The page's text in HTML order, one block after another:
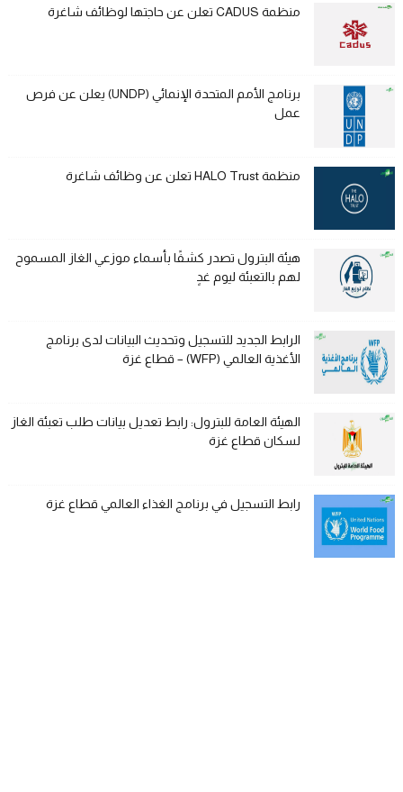
منظمة CADUS تعلن عن حاجتها لوظائف شاغرة
برنامج الأمم المتحدة الإنمائي (UNDP) يعلن عن فرص
عمل
منظمة HALO Trust تعلن عن وظائف شاغرة
هيئة البترول تصدر كشفًا بأسماء موزعي الغاز المسموح
لهم بالتعبئة ليوم غدٍ
الرابط الجديد للتسجيل وتحديث البيانات لدى برنامج
الأغذية العالمي (WFP) – قطاع غزة
الهيئة العامة للبترول: رابط تعديل بيانات طلب تعبئة الغاز
لسكان قطاع غزة
رابط التسجيل في برنامج الغذاء العالمي قطاع غزة